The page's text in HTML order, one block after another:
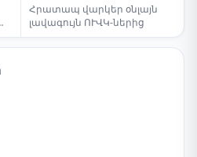
Հրատապ վարկեր օնլայն
լավագույն ՈՒՎԿ-ներից